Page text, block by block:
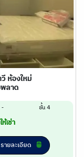
ห้องใหม่
ลาด
- ชั้น 4
ห้เช่า
รายละเอียด